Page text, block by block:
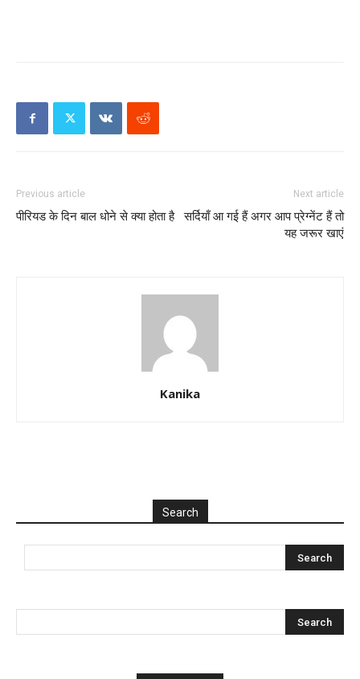
Previous article
पीरियड के दिन बाल धोने से क्या होता है
Next article
सर्दियाँ आ गई हैं अगर आप प्रेग्नेंट हैं तो
यह जरूर खाएं
Kanika
Search